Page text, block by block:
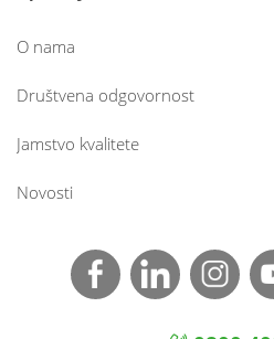
O nama
Društvena odgovornost
Jamstvo kvalitete
Novosti